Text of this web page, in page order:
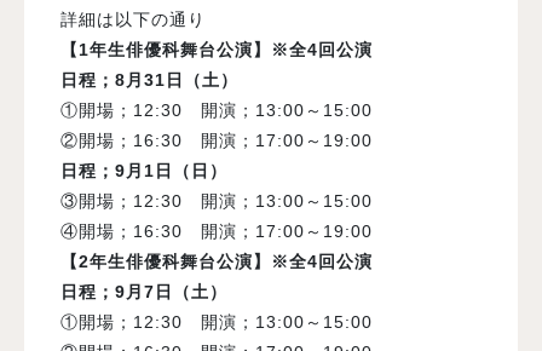
詳細は以下の通り
【1年生俳優科舞台公演】※全4回公演
日程；8月31 日（土）
①開場； 12:30 開演； 13:00 ～ 15:00
②開場； 16:30 開演； 17:00 ～ 19:00
日程； 9 月 1 日（日）
③開場； 12:30 開演； 13:00 ～ 15:00
④開場； 16:30 開演； 17:00 ～ 19:00
【2年生俳優科舞台公演】※全4回公演
日程； 9 月 7 日（土）
①開場； 12:30 開演； 13:00 ～ 15:00